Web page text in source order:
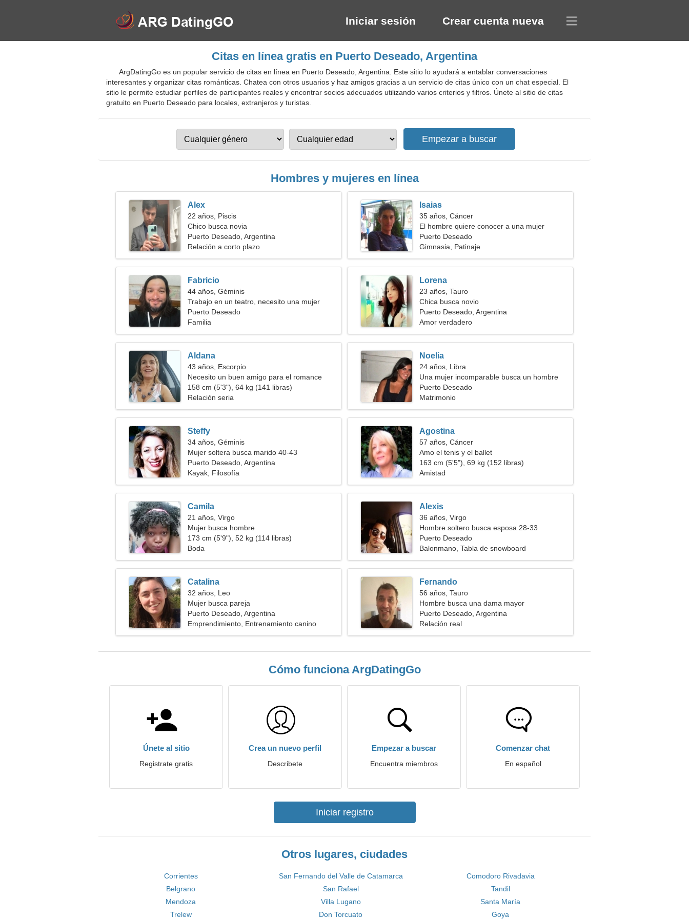
Iniciar sesión Crear cuenta nueva
Citas en línea gratis en Puerto Deseado, Argentina
ArgDatingGo es un popular servicio de citas en línea en Puerto Deseado, Argentina. Este sitio lo ayudará a entablar conversaciones
interesantes y organizar citas románticas. Chatea con otros usuarios y haz amigos gracias a un servicio de citas único con un chat especial. El
sitio le permite estudiar perfiles de participantes reales y encontrar socios adecuados utilizando varios criterios y filtros. Únete al sitio de citas
gratuito en Puerto Deseado para locales, extranjeros y turistas.
Hombres y mujeres en línea
Alex
22 años, Piscis
Chico busca novia
Puerto Deseado, Argentina
Relación a corto plazo
Isaias
35 años, Cáncer
El hombre quiere conocer a una mujer
Puerto Deseado
Gimnasia, Patinaje
Fabricio
44 años, Géminis
Trabajo en un teatro, necesito una mujer
romántica
Puerto Deseado
Familia
Lorena
23 años, Tauro
Chica busca novio
Puerto Deseado, Argentina
Amor verdadero
Aldana
43 años, Escorpio
Necesito un buen amigo para el romance
158 cm (5'3"), 64 kg (141 libras)
Relación seria
Noelia
24 años, Libra
Una mujer incomparable busca un hombre
Puerto Deseado
Matrimonio
Steffy
34 años, Géminis
Mujer soltera busca marido 40-43
Puerto Deseado, Argentina
Kayak, Filosofía
Agostina
57 años, Cáncer
Amo el tenis y el ballet
163 cm (5'5"), 69 kg (152 libras)
Amistad
Camila
21 años, Virgo
Mujer busca hombre
173 cm (5'9"), 52 kg (114 libras)
Boda
Alexis
36 años, Virgo
Hombre soltero busca esposa 28-33
Puerto Deseado
Balonmano, Tabla de snowboard
Catalina
32 años, Leo
Mujer busca pareja
Puerto Deseado, Argentina
Emprendimiento, Entrenamiento canino
Fernando
56 años, Tauro
Hombre busca una dama mayor
Puerto Deseado, Argentina
Relación real
Cómo funciona ArgDatingGo
Únete al sitio
Registrate gratis
Crea un nuevo perfil
Describete
Empezar a buscar
Encuentra miembros
Comenzar chat
En español
Iniciar registro
Otros lugares, ciudades
Corrientes San Fernando del Valle de Catamarca
Comodoro Rivadavia
Belgrano
San Rafael
Tandil
Mendoza
Villa Lugano
Santa María
Trelew
Don Torcuato Goya